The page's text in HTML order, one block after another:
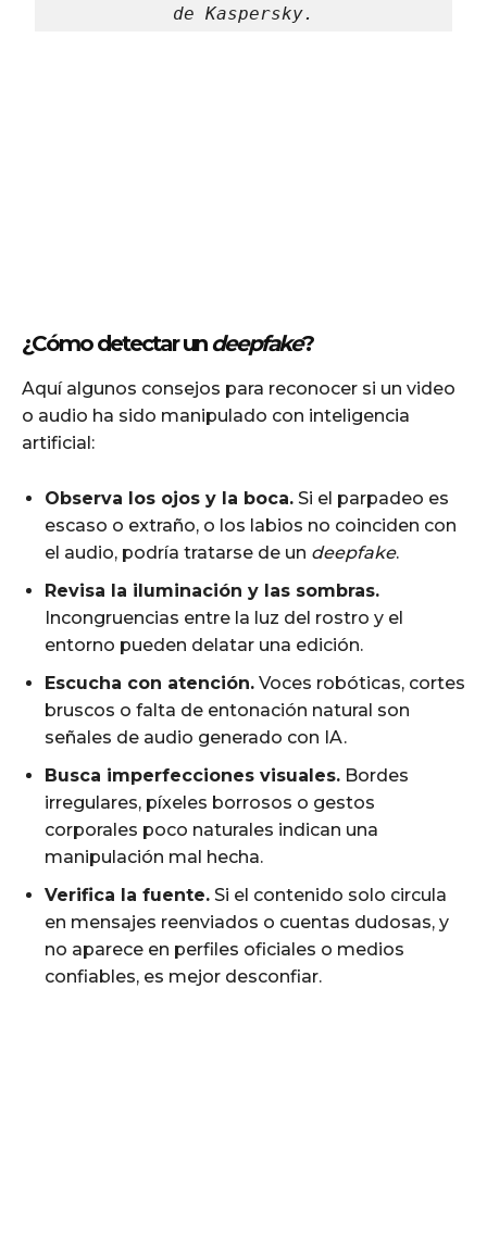
de Kaspersky.
¿Cómo detectar undeepfake?
Aquí algunos consejos para reconocer si un video
o audio ha sido manipulado con inteligencia
artificial:
Observa los ojos y la boca. Si el parpadeo es
escaso o extraño, o los labios no coinciden con
el audio, podría tratarse de un deepfake.
Revisa la iluminación y las sombras.
Incongruencias entre la luz del rostro y el
entorno pueden delatar una edición.
Escucha con atención. Voces robóticas, cortes
bruscos o falta de entonación natural son
señales de audio generado con IA.
Busca imperfecciones visuales. Bordes
irregulares, píxeles borrosos o gestos
corporales poco naturales indican una
manipulación mal hecha.
Verifica la fuente. Si el contenido solo circula
en mensajes reenviados o cuentas dudosas, y
no aparece en perfiles oficiales o medios
confiables, es mejor desconfiar.